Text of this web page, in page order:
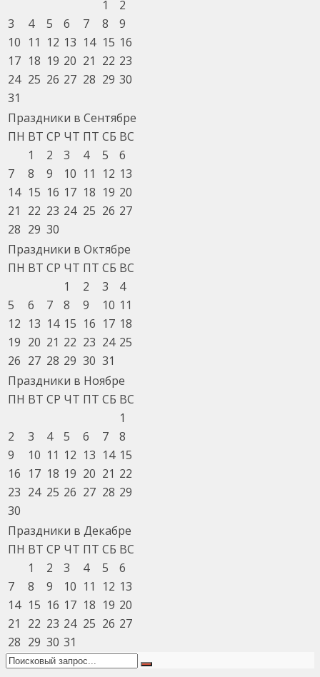
1
2
3
4 5 6 7 8
9
10 11 12 13 14 15 16
17 18 19 20 21 22 23
24 25 26 27 28 29 30
31
Праздники в Сентябре
ПН ВТ СР ЧТ ПТ СБ ВС
1
2 3 4 5
6
7
8 9 10 11 12 13
14 15 16 17 18 19 20
21
22 23 24 25 26 27
28 29 30
Праздники в Октябре
ПН ВТ СР ЧТ ПТ СБ ВС
1
2 3
4
5
6 7 8 9 10 11
12 13 14 15 16 17 18
19 20 21 22 23 24 25
26 27 28 29 30 31
Праздники в Ноябре
ПН ВТ СР ЧТ ПТ СБ ВС
1
2
3 4 5 6 7
8
9
10 11 12 13 14 15
16 17 18 19 20 21 22
23 24 25 26 27 28 29
30
Праздники в Декабре
ПН ВТ СР ЧТ ПТ СБ ВС
1
2 3 4 5
6
7
8 9 10 11 12 13
14 15 16 17 18 19 20
21
22 23 24 25 26 27
28 29 30 31